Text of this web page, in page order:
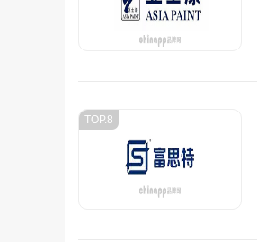
TOP.8